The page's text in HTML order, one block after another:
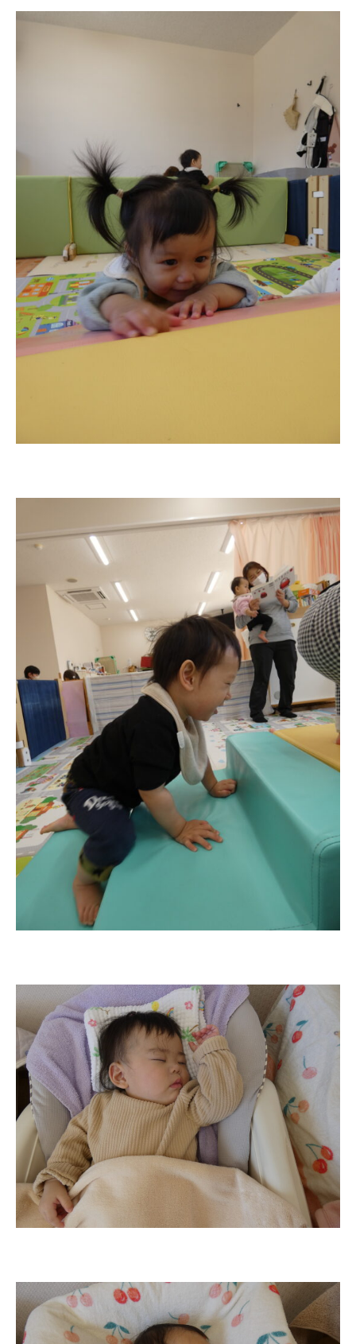
今日の幼稚園
園児募集要項
教職員募集
園のこと
園舎案内
安⼼・安全対策
給⾷
教育と保育